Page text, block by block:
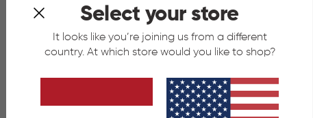
Select your store
It looks like you’re joining us from a different
country. At which store would you like to shop?